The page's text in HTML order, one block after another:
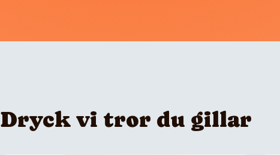
Dryck vi tror du gillar